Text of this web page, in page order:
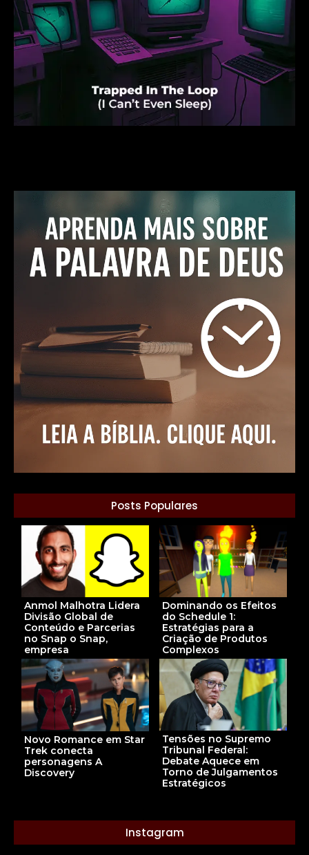
Posts Populares
Anmol Malhotra Lidera
Divisão Global de
Conteúdo e Parcerias
no Snap o Snap,
empresa
Dominando os Efeitos
do Schedule 1:
Estratégias para a
Criação de Produtos
Complexos
Tensões no Supremo
Tribunal Federal:
Debate Aquece em
Torno de Julgamentos
Estratégicos
Novo Romance em Star
Trek conecta
personagens A
Discovery
Instagram